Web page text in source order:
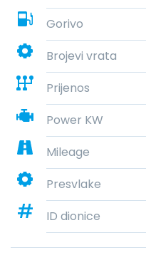
Gorivo
Brojevi vrata
Prijenos
Power KW
Mileage
Presvlake
ID dionice